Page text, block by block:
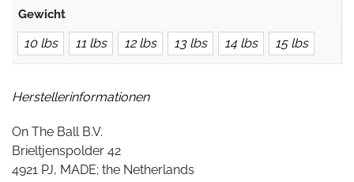
Gewicht
10 lbs 11 lbs 12 lbs 13 lbs 14 lbs 15 lbs
Herstellerinformationen
On The Ball B.V.
Brieltjenspolder 42
4921 PJ, MADE; the Netherlands